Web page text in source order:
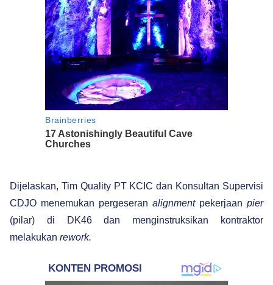
Dijelaskan, Tim Quality PT KCIC dan Konsultan Supervisi
CDJO menemukan pergeseran alignmentpekerjaan pier
(pilar) di DK46 dan menginstruksikan kontraktor
melakukan rework.